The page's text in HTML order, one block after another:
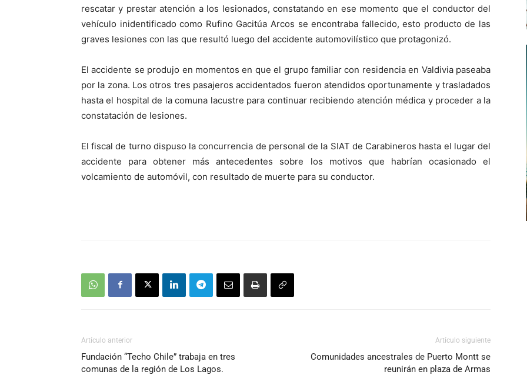
rescatar y prestar atención a los lesionados, constatando en ese momento que el conductor del
vehículo inidentificado como Rufino Gacitúa Arcos se encontraba fallecido, esto producto de las
graves lesiones con las que resultó luego del accidente automovilístico que protagonizó.
El accidente se produjo en momentos en que el grupo familiar con residencia en Valdivia paseaba
por la zona. Los otros tres pasajeros accidentados fueron atendidos oportunamente y trasladados
hasta el hospital de la comuna lacustre para continuar recibiendo atención médica y proceder a la
constatación de lesiones.
El fiscal de turno dispuso la concurrencia de personal de la SIAT de Carabineros hasta el lugar del
accidente para obtener más antecedentes sobre los motivos que habrían ocasionado el
volcamiento de automóvil, con resultado de muerte para su conductor.
Artículo anterior
Fundación “Techo Chile” trabaja en tres
comunas de la región de Los Lagos.
Artículo siguiente
Comunidades ancestrales de Puerto Montt se
reunirán en plaza de Armas